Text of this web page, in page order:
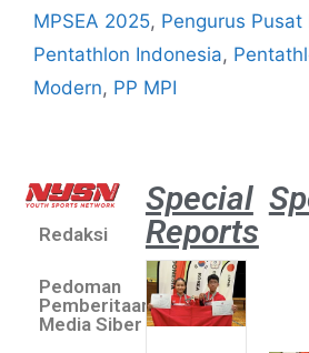
MPSEA 2025, Pengurus Pusat
Pentathlon Indonesia,
Modern, PP MPI
Redaksi
Pedoman
Pemberitaan
Media Siber
Special
Reports